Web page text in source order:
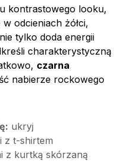
kontrastowego looku,
w odcieniach żółci,
tylko doda energii
charakterystyczną
czarna
nabierze rockowego
ukryj
z t-shirtem
z kurtką skórzaną